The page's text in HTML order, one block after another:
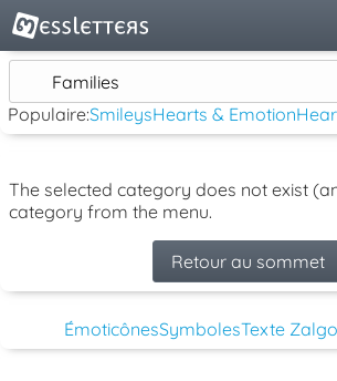
Families
Populaire:SmileysHearts & Emotion
The selected category does not exist
category from the menu.
Retour au sommet
ÉmoticônesSymbolesTexte Zalgo